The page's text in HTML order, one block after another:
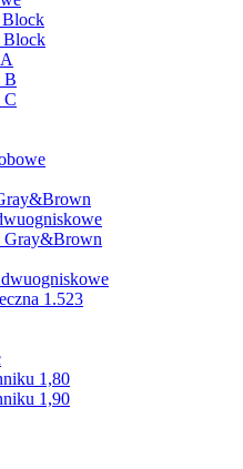
Block
Block
B
C
Gray&Brown
1.523
1,80
1,90